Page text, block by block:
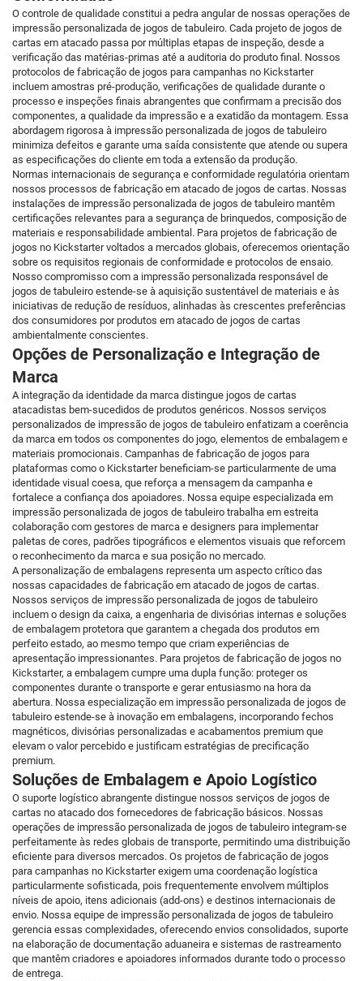
O controle de qualidade constitui a pedra angular de nossas operações de
impressão personalizada de jogos de tabuleiro. Cada projeto de jogos de
cartas em atacado passa por múltiplas etapas de inspeção, desde a
verificação das matérias-primas até a auditoria do produto final. Nossos
protocolos de fabricação de jogos para campanhas no Kickstarter
incluem amostras pré-produção, verificações de qualidade durante o
processo e inspeções finais abrangentes que confirmam a precisão dos
componentes, a qualidade da impressão e a exatidão da montagem. Essa
abordagem rigorosa à impressão personalizada de jogos de tabuleiro
minimiza defeitos e garante uma saída consistente que atende ou supera
as especificações do cliente em toda a extensão da produção.
Normas internacionais de segurança e conformidade regulatória orientam
nossos processos de fabricação em atacado de jogos de cartas. Nossas
instalações de impressão personalizada de jogos de tabuleiro mantêm
certificações relevantes para a segurança de brinquedos, composição de
materiais e responsabilidade ambiental. Para projetos de fabricação de
jogos no Kickstarter voltados a mercados globais, oferecemos orientação
sobre os requisitos regionais de conformidade e protocolos de ensaio.
Nosso compromisso com a impressão personalizada responsável de
jogos de tabuleiro estende-se à aquisição sustentável de materiais e às
iniciativas de redução de resíduos, alinhadas às crescentes preferências
dos consumidores por produtos em atacado de jogos de cartas
ambientalmente conscientes.
Opções de Personalização e Integração de
Marca
A integração da identidade da marca distingue jogos de cartas
atacadistas bem-sucedidos de produtos genéricos. Nossos serviços
personalizados de impressão de jogos de tabuleiro enfatizam a coerência
da marca em todos os componentes do jogo, elementos de embalagem e
materiais promocionais. Campanhas de fabricação de jogos para
plataformas como o Kickstarter beneficiam-se particularmente de uma
identidade visual coesa, que reforça a mensagem da campanha e
fortalece a confiança dos apoiadores. Nossa equipe especializada em
impressão personalizada de jogos de tabuleiro trabalha em estreita
colaboração com gestores de marca e designers para implementar
paletas de cores, padrões tipográficos e elementos visuais que reforcem
o reconhecimento da marca e sua posição no mercado.
A personalização de embalagens representa um aspecto crítico das
nossas capacidades de fabricação em atacado de jogos de cartas.
Nossos serviços de impressão personalizada de jogos de tabuleiro
incluem o design da caixa, a engenharia de divisórias internas e soluções
de embalagem protetora que garantem a chegada dos produtos em
perfeito estado, ao mesmo tempo que criam experiências de
apresentação impressionantes. Para projetos de fabricação de jogos no
Kickstarter, a embalagem cumpre uma dupla função: proteger os
componentes durante o transporte e gerar entusiasmo na hora da
abertura. Nossa especialização em impressão personalizada de jogos de
tabuleiro estende-se à inovação em embalagens, incorporando fechos
magnéticos, divisórias personalizadas e acabamentos premium que
elevam o valor percebido e justificam estratégias de precificação
premium.
Soluções de Embalagem e Apoio Logístico
O suporte logístico abrangente distingue nossos serviços de jogos de
cartas no atacado dos fornecedores de fabricação básicos. Nossas
operações de impressão personalizada de jogos de tabuleiro integram-se
perfeitamente às redes globais de transporte, permitindo uma distribuição
eficiente para diversos mercados. Os projetos de fabricação de jogos
para campanhas no Kickstarter exigem uma coordenação logística
particularmente sofisticada, pois frequentemente envolvem múltiplos
níveis de apoio, itens adicionais (add-ons) e destinos internacionais de
envio. Nossa equipe de impressão personalizada de jogos de tabuleiro
gerencia essas complexidades, oferecendo envios consolidados, suporte
na elaboração de documentação aduaneira e sistemas de rastreamento
que mantêm criadores e apoiadores informados durante todo o processo
de entrega.